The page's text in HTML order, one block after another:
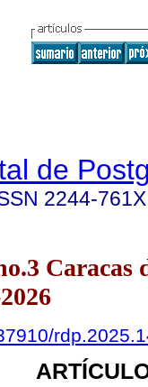
de
2244-761X
Caracas